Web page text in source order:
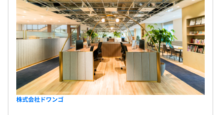
Docker、Terraform、AWS CloudFormation、
Kubernetes、Amazon ECS、Amazon Elastic
Kubernetes Service、Prometheus、Datadog、Amazon
CloudWatch
※テレワーク対象者は、原則、通勤交通費手当の支給はご
ざいません。
ただし、業務指示における出社時の交通費は、会社が認め
る範囲で別途支給いたします。
■育児手当
小学校入学までのお子さんを扶養しており、保育園などの
保育サービスを継続的に利用する場合、その月額基本料金
の2分の1相当額を、上限50,000円まで育児手当として支
学校」「S高等学校」の生徒数は3万人を超え、日本
一の規模を誇ります。2025年4月には公益財団法人日
本財団と提携し、新しいオンラインの大学「ZEN大
学」も開学しています。 ▼電子書籍関連事業▼ 総合
電子書籍ストア「BOOK☆WALKER」、WEB・アプリ
マンガサービス「ニコニコ漫画」、読書管理サービ
ス「読書メーター」などの開発・運営、国内外への
電子書籍データの取次など行っています。そのほか、
株式会社NTTドコモの「dマガジン」「dブック」な
株式会社ドワンゴ